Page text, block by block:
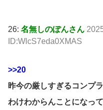
26: 名無しのぽんさん
ID:WlcS7eda0XMAS
>>20
昨今の厳しすぎるコンプ
わけわからんことになっ